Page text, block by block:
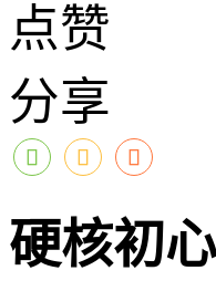
点赞
分享
硬核初